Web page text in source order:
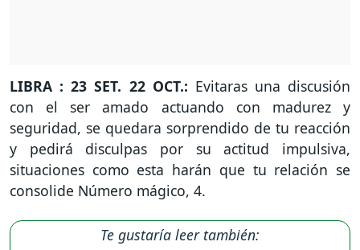
LIBRA : 23 SET. 22 OCT.: Evitaras una discusión
con el ser amado actuando con madurez y
seguridad, se quedara sorprendido de tu reacción
y pedirá disculpas por su actitud impulsiva,
situaciones como esta harán que tu relación se
consolide Número mágico, 4.
Te gustaría leer también: